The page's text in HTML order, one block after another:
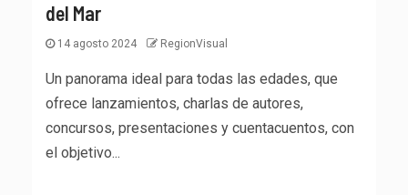
del Mar
14 agosto 2024 RegionVisual
Un panorama ideal para todas las edades, que
ofrece lanzamientos, charlas de autores,
concursos, presentaciones y cuentacuentos, con
el objetivo...